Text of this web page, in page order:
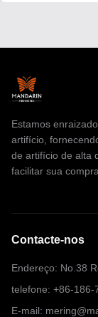
Estamos
artifício,
de artifício de alta
facilitar sua
Contacte-nos
Endereço: No.38
telefone: +86-186-
E-mail: